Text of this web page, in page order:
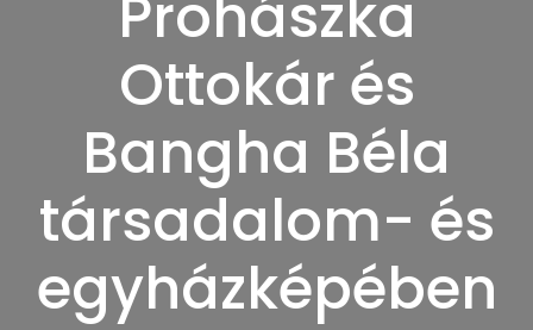
Prohászka
Ottokár és
Bangha Béla
társadalom- és
egyházképében